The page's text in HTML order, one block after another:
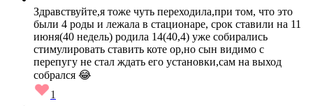
Здравствуйте,я тоже чуть переходила,при том, что это
были 4 роды и лежала в стационаре, срок ставили на 11
июня(40 недель) родила 14(40,4) уже собирались
стимулировать ставить коте ор,но сын видимо с
перепугу не стал ждать его установки,сам на выход
собрался 😂
1